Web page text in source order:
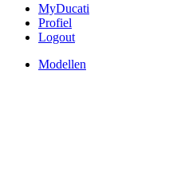
MyDucati
Profiel
Logout
Modellen